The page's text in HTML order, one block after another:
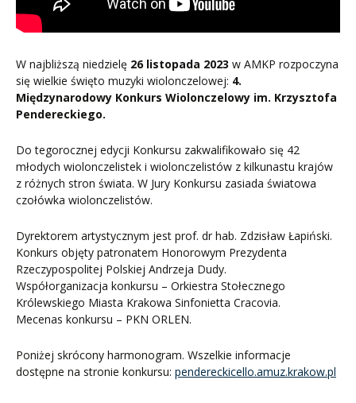
W najbliższą niedzielę 26 listopada 2023 w AMKP rozpoczyna
się wielkie święto muzyki wiolonczelowej: 4.
Międzynarodowy Konkurs Wiolonczelowy im. Krzysztofa
Pendereckiego.
Do tegorocznej edycji Konkursu zakwalifikowało się 42
młodych wiolonczelistek i wiolonczelistów z kilkunastu krajów
z różnych stron świata. W Jury Konkursu zasiada światowa
czołówka wiolonczelistów.
Dyrektorem artystycznym jest prof. dr hab. Zdzisław Łapiński.
Konkurs objęty patronatem Honorowym Prezydenta
Rzeczypospolitej Polskiej Andrzeja Dudy.
Współorganizacja konkursu – Orkiestra Stołecznego
Królewskiego Miasta Krakowa Sinfonietta Cracovia.
Mecenas konkursu – PKN ORLEN.
Poniżej skrócony harmonogram. Wszelkie informacje
dostępne na stronie konkursu: pendereckicello.amuz.krakow.pl